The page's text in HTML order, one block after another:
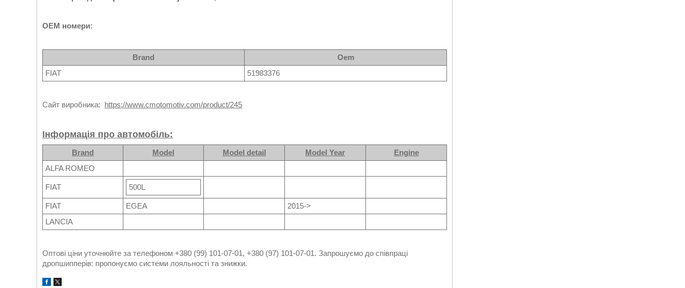
OEM номери:
Brand
Oem
FIAT
51983376
Сайт виробника: https://www.cmotomotiv.com/product/245
Інформація про автомобіль:
Brand Model Model detail Model Year
Engine
ALFA ROMEO
FIAT 500L
FIAT EGEA
2015->
LANCIA
Оптові ціни уточнюйте за телефоном +380 (99) 101-07-01, +380 (97) 101-07-01. Запрошуємо до співпраці
дропшипперів: пропонуємо системи лояльності та знижки.